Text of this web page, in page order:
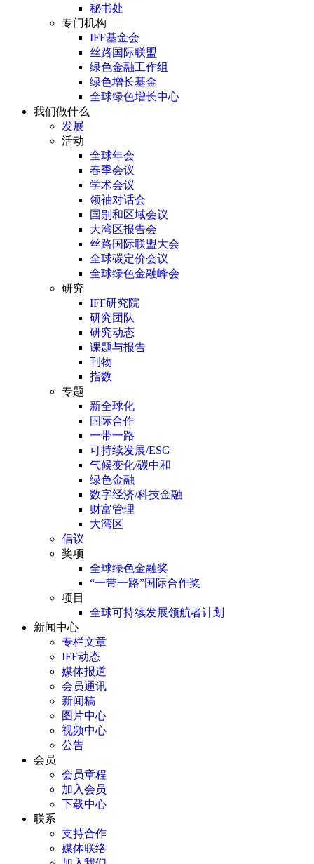
秘书处
专门机构
IFF基金会
丝路国际联盟
绿色金融工作组
绿色增长基金
全球绿色增长中心
我们做什么
发展
活动
全球年会
春季会议
学术会议
领袖对话会
国别和区域会议
大湾区报告会
丝路国际联盟大会
全球碳定价会议
全球绿色金融峰会
研究
IFF研究院
研究团队
研究动态
课题与报告
刊物
指数
专题
新全球化
国际合作
一带一路
可持续发展/ESG
气候变化/碳中和
绿色金融
数字经济/科技金融
财富管理
大湾区
倡议
奖项
全球绿色金融奖
“一带一路”国际合作奖
项目
全球可持续发展领航者计划
新闻中心
专栏文章
IFF动态
媒体报道
会员通讯
新闻稿
图片中心
视频中心
公告
会员
会员章程
加入会员
下载中心
联系
支持合作
媒体联络